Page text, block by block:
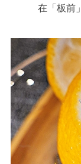
在「板前